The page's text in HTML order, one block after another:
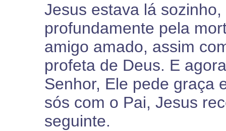
Jesus estava lá
profundamente pela
amigo amado, assim
profeta de Deus. E
Senhor, Ele pede graça
sós com o Pai, Jesus
seguinte.